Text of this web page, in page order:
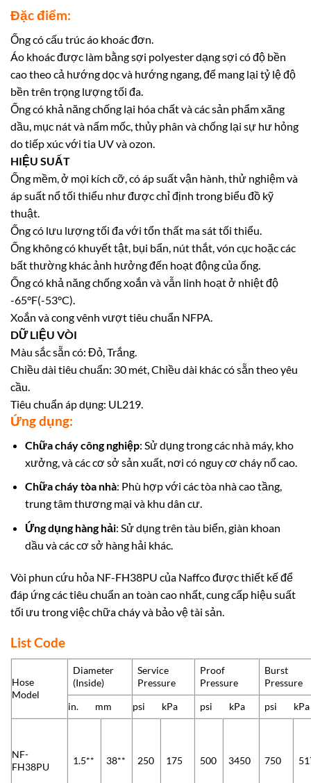
Đặc điểm:
Ống có cấu trúc áo khoác đơn.
Áo khoác được làm bằng sợi polyester dạng sợi có độ bền
cao theo cả hướng dọc và hướng ngang, để mang lại tỷ lệ độ
bền trên trọng lượng tối đa.
Ống có khả năng chống lại hóa chất và các sản phẩm xăng
dầu, mục nát và nấm mốc, thủy phân và chống lại sự hư hỏng
do tiếp xúc với tia UV và ozon.
HIỆU SUẤT
Ống mềm, ở mọi kích cỡ, có áp suất vận hành, thử nghiệm và
áp suất nổ tối thiểu như được chỉ định trong biểu đồ kỹ
thuật.
Ống có lưu lượng tối đa với tổn thất ma sát tối thiểu.
Ống không có khuyết tật, bụi bẩn, nút thắt, vón cục hoặc các
bất thường khác ảnh hưởng đến hoạt động của ống.
Ống có khả năng chống xoắn và vẫn linh hoạt ở nhiệt độ
-65°F(-53°C).
Xoắn và cong vênh vượt tiêu chuẩn NFPA.
DỮ LIỆU VÒI
Màu sắc sẵn có: Đỏ, Trắng.
Chiều dài tiêu chuẩn: 30 mét, Chiều dài khác có sẵn theo yêu
cầu.
Tiêu chuẩn áp dụng: UL219.
Ứng dụng:
Chữa cháy công nghiệp: Sử dụng trong các nhà máy, kho
xưởng, và các cơ sở sản xuất, nơi có nguy cơ cháy nổ cao.
Chữa cháy tòa nhà: Phù hợp với các tòa nhà cao tầng,
trung tâm thương mại và khu dân cư.
Ứng dụng hàng hải: Sử dụng trên tàu biển, giàn khoan
dầu và các cơ sở hàng hải khác.
Vòi phun cứu hỏa NF-FH38PU của Naffco được thiết kế để
đáp ứng các tiêu chuẩn an toàn cao nhất, cung cấp hiệu suất
tối ưu trong việc chữa cháy và bảo vệ tài sản.
List Code
Hose
Model
Diameter
(Inside)
Service
Pressure
Proof
Pressure
Burst
Pressure
psi kPa
psi kPa psi kPa
in. mm
NF-
FH38PU
1.5** 38** 250 175 500 3450 750